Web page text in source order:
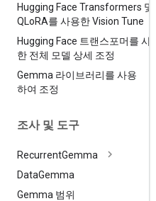
Hugging Face Transformers 및
QLoRA를 사용한 Vision Tune
Hugging Face 트랜스포머를 사용
한 전체 모델 상세 조정
Gemma 라이브러리를 사용
하여 조정
조사 및 도구
RecurrentGemma
DataGemma
Gemma 범위